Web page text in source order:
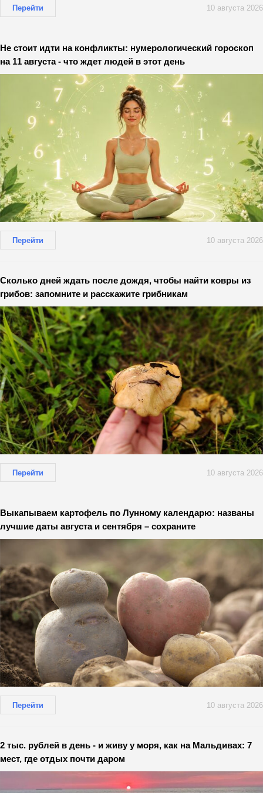
Перейти 10 августа 2026
Не стоит идти на конфликты: нумерологический гороскоп
на 11 августа - что ждет людей в этот день
Перейти 10 августа 2026
Сколько дней ждать после дождя, чтобы найти ковры из
грибов: запомните и расскажите грибникам
Перейти 10 августа 2026
Выкапываем картофель по Лунному календарю: названы
лучшие даты августа и сентября – сохраните
Перейти 10 августа 2026
2 тыс. рублей в день - и живу у моря, как на Мальдивах: 7
мест, где отдых почти даром